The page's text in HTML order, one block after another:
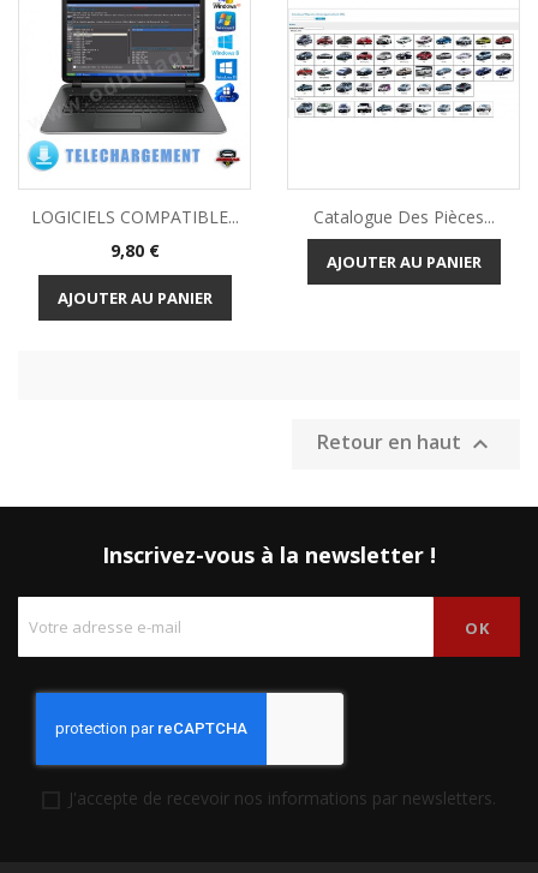
LOGICIELS COMPATIBLE...
Prix
9,80 €
AJOUTER AU PANIER
Catalogue Des Pièces...
AJOUTER AU PANIER
Retour en haut 
Inscrivez-vous à la newsletter !
J'accepte de recevoir nos informations par newsletters.